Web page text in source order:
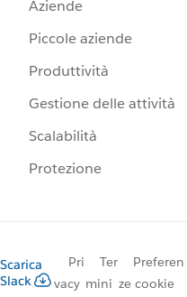
Aziende
Piccole aziende
Produttività
Gestione delle attività
Scalabilità
Protezione
Scarica
Slack
Pri
vacy
Ter
mini
Preferen
ze cookie